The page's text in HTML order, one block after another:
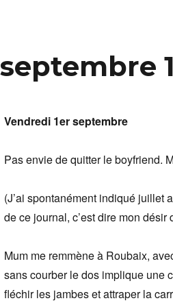
Vendredi 1er septembre
Pas envie de quitter le boyfriend.
(J’ai spontanément indiqué juillet
de ce journal, c’est dire mon désir
Mum me remmène à Roubaix,
sans courber le dos implique une
fléchir les jambes et attraper la